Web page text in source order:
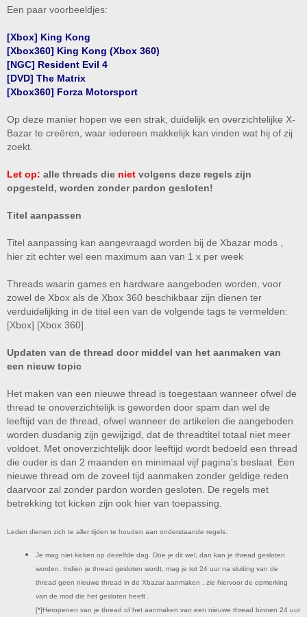
Een paar voorbeeldjes:
[Xbox] King Kong
[Xbox360] King Kong (Xbox 360)
[NGC] Resident Evil 4
[DVD] The Matrix
[Xbox360] Forza Motorsport
Op deze manier hopen we een strak, duidelijk en overzichtelijke X-
Bazar te creëren, waar iedereen makkelijk kan vinden wat hij of zij
zoekt.
Let op: alle threads die niet volgens deze regels zijn
opgesteld, worden zonder pardon gesloten!
Titel aanpassen
Titel aanpassing kan aangevraagd worden bij de Xbazar mods ,
hier zit echter wel een maximum aan van 1 x per week
Threads waarin games en hardware aangeboden worden, voor
zowel de Xbox als de Xbox 360 beschikbaar zijn dienen ter
verduidelijking in de titel een van de volgende tags te vermelden:
[Xbox] [Xbox 360].
Updaten van de thread door middel van het aanmaken van
een nieuw topic
Het maken van een nieuwe thread is toegestaan wanneer ofwel de
thread te onoverzichtelijk is geworden door spam dan wel de
leeftijd van de thread, ofwel wanneer de artikelen die aangeboden
worden dusdanig zijn gewijzigd, dat de threadtitel totaal niet meer
voldoet. Met onoverzichtelijk door leeftijd wordt bedoeld een thread
die ouder is dan 2 maanden en minimaal vijf pagina's beslaat. Een
nieuwe thread om de zoveel tijd aanmaken zonder geldige reden
daarvoor zal zonder pardon worden gesloten. De regels met
betrekking tot kicken zijn ook hier van toepassing.
Leden dienen zich te aller tijden te houden aan onderstaande regels.
Je mag niet kicken op dezelfde dag. Doe je dit wel, dan kan je thread gesloten
worden. Indien je thread gesloten wordt, mag je tot 24 uur na sluiting van de
thread geen nieuwe thread in de Xbazar aanmaken , zie hiervoor de opmerking
van de mod die het gesloten heeft .
[*]Heropenen van je thread of het aanmaken van een nieuwe thread binnen 24 uur